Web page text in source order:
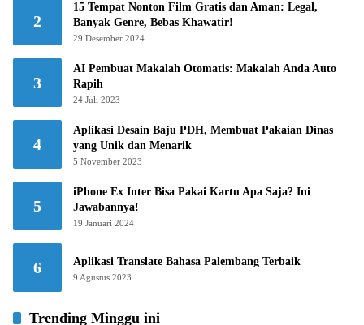
2
15 Tempat Nonton Film Gratis dan Aman: Legal,
Banyak Genre, Bebas Khawatir!
29 Desember 2024
3
AI Pembuat Makalah Otomatis: Makalah Anda Auto
Rapih
24 Juli 2023
4
Aplikasi Desain Baju PDH, Membuat Pakaian Dinas
yang Unik dan Menarik
5 November 2023
5
iPhone Ex Inter Bisa Pakai Kartu Apa Saja? Ini
Jawabannya!
19 Januari 2024
6 Aplikasi Translate Bahasa Palembang Terbaik
9 Agustus 2023
Trending Minggu ini